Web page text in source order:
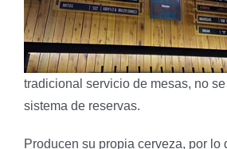
tradicional servicio de mesas, no
sistema de reservas.
Producen su propia cerveza, por lo